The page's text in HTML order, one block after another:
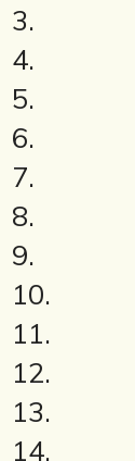
3.
4.
5.
6.
7.
8.
9.
10.
11.
12.
13.
14.